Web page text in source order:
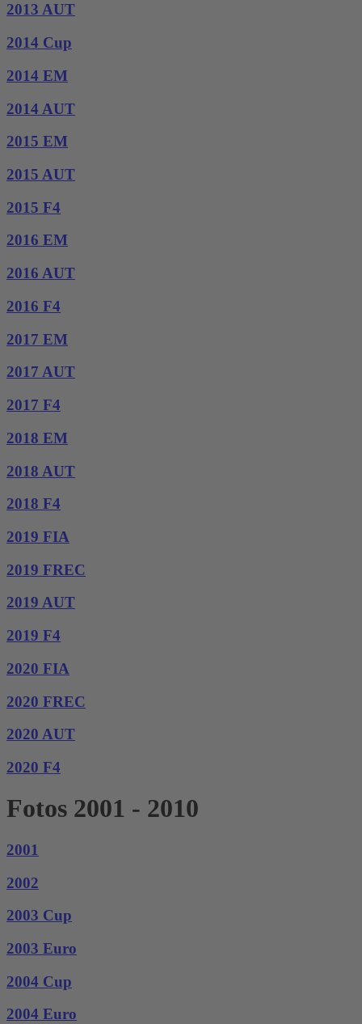
2013 AUT
2014 Cup
2014 EM
2014 AUT
2015 EM
2015 AUT
2015 F4
2016 EM
2016 AUT
2016 F4
2017 EM
2017 AUT
2017 F4
2018 EM
2018 AUT
2018 F4
2019 FIA
2019 FREC
2019 AUT
2019 F4
2020 FIA
2020 FREC
2020 AUT
2020 F4
Fotos 2001 - 2010
2001
2002
2003 Cup
2003 Euro
2004 Cup
2004 Euro